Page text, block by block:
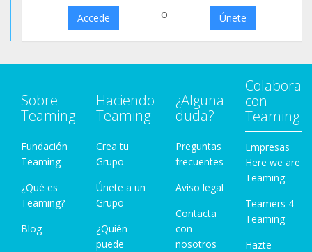
Accede o Únete
Sobre
Teaming
Fundación
Teaming
¿Qué es
Teaming?
Blog
Haciendo
Teaming
Crea tu
Grupo
Únete a un
Grupo
¿Quién
puede
¿Alguna
duda?
Preguntas
frecuentes
Aviso legal
Contacta
con
nosotros
Colabora
con
Teaming
Empresas
Here we are
Teaming
Teamers 4
Teaming
Hazte